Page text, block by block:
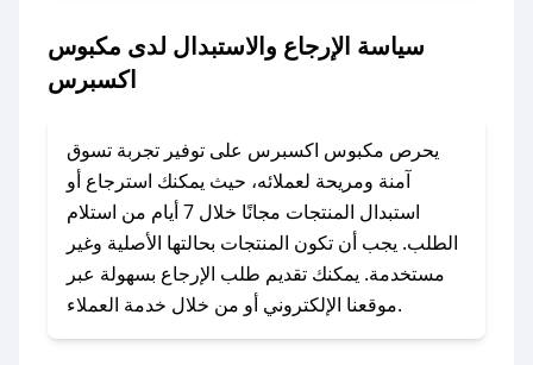
أسرع وقت ممكن.
مكبوس اكسبرس؟
للحصول على كوبونات وخصومات حصرية، قم بما
يلي:
في تطبيق صحصح.
- تابع حسابنا الرسمي على تويتر وقم بتفعيل زر
سياسة الإرجاع والاستبدال لدى مكبوس
اكسبرس
يحرص مكبوس اكسبرس على توفير تجربة تسوق
آمنة ومريحة لعملائه، حيث يمكنك استرجاع أو
استبدال المنتجات مجانًا خلال 7 أيام من استلام
الطلب. يجب أن تكون المنتجات بحالتها الأصلية وغير
مستخدمة. يمكنك تقديم طلب الإرجاع بسهولة عبر
موقعنا الإلكتروني أو من خلال خدمة العملاء.